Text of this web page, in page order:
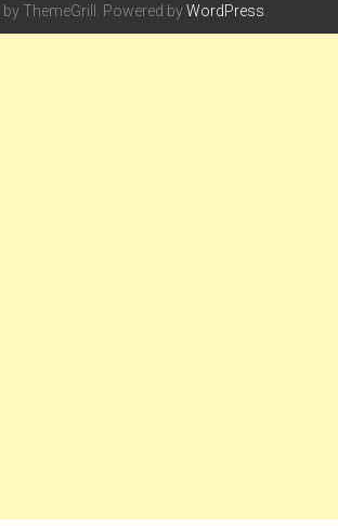
by ThemeGrill. Powered byWordPress